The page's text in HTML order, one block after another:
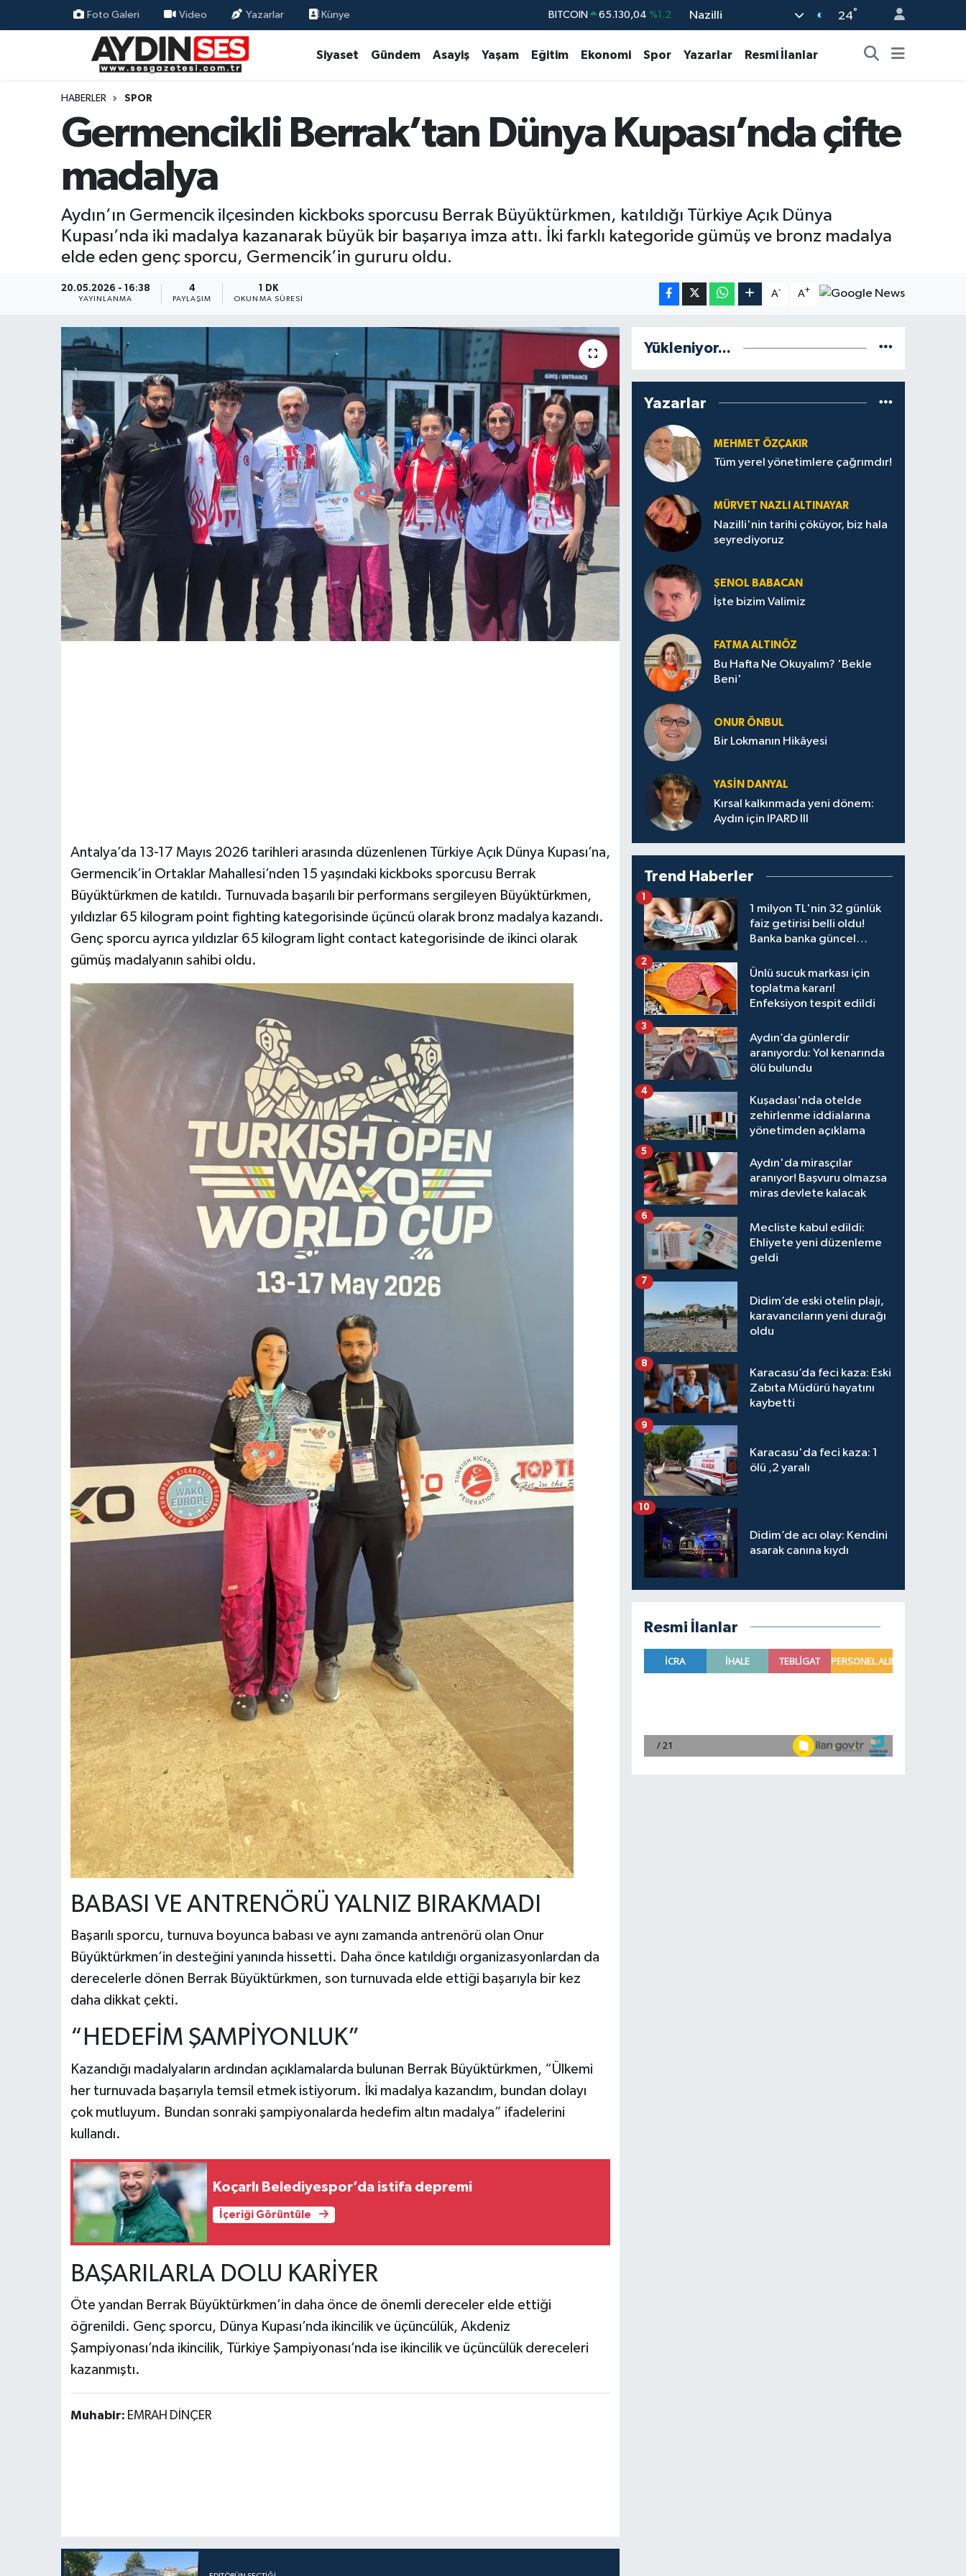
Foto Galeri Video Yazarlar Künye
DOLAR 47,7106 %0.17
EURO 55,1652 %0.27
BİST100 13.773 %-19
Nazilli 24°
Siyaset Gündem Asayiş Yaşam Eğitim Ekonomi Spor Yazarlar Resmi İlanlar
HABERLER SPOR
Germencikli Berrak’tan Dünya Kupası’nda çifte
madalya
Aydın’ın Germencik ilçesinden kickboks sporcusu Berrak Büyüktürkmen, katıldığı Türkiye Açık Dünya
Kupası’nda iki madalya kazanarak büyük bir başarıya imza attı. İki farklı kategoride gümüş ve bronz madalya
elde eden genç sporcu, Germencik’in gururu oldu.
20.05.2026 - 16:38
YAYINLANMA
4
PAYLAŞIM
1 DK
OKUNMA SÜRESI
A- A+
Antalya’da 13-17 Mayıs 2026 tarihleri arasında düzenlenen Türkiye Açık Dünya Kupası’na,
Germencik’in Ortaklar Mahallesi’nden 15 yaşındaki kickboks sporcusu Berrak
Büyüktürkmen de katıldı. Turnuvada başarılı bir performans sergileyen Büyüktürkmen,
yıldızlar 65 kilogram point fighting kategorisinde üçüncü olarak bronz madalya kazandı.
Genç sporcu ayrıca yıldızlar 65 kilogram light contact kategorisinde de ikinci olarak
gümüş madalyanın sahibi oldu.
BABASI VE ANTRENÖRÜ YALNIZ BIRAKMADI
Başarılı sporcu, turnuva boyunca babası ve aynı zamanda antrenörü olan Onur
Büyüktürkmen’in desteğini yanında hissetti. Daha önce katıldığı organizasyonlardan da
derecelerle dönen Berrak Büyüktürkmen, son turnuvada elde ettiği başarıyla bir kez
daha dikkat çekti.
“HEDEFİM ŞAMPİYONLUK”
Kazandığı madalyaların ardından açıklamalarda bulunan Berrak Büyüktürkmen, “Ülkemi
her turnuvada başarıyla temsil etmek istiyorum. İki madalya kazandım, bundan dolayı
çok mutluyum. Bundan sonraki şampiyonalarda hedefim altın madalya” ifadelerini
kullandı.
Koçarlı Belediyespor’da istifa depremi
İçeriği Görüntüle
BAŞARILARLA DOLU KARİYER
Öte yandan Berrak Büyüktürkmen’in daha önce de önemli dereceler elde ettiği
öğrenildi. Genç sporcu, Dünya Kupası’nda ikincilik ve üçüncülük, Akdeniz
Şampiyonası’nda ikincilik, Türkiye Şampiyonası’nda ise ikincilik ve üçüncülük dereceleri
kazanmıştı.
Muhabir: EMRAH DİNÇER
Yükleniyor...
Yazarlar
MEHMET ÖZÇAKIR
Tüm yerel yönetimlere çağrımdır!
MÜRVET NAZLI ALTINAYAR
Nazilli'nin tarihi çöküyor, biz hala
seyrediyoruz
ŞENOL BABACAN
İşte bizim Valimiz
FATMA ALTINÖZ
Bu Hafta Ne Okuyalım? 'Bekle
Beni'
ONUR ÖNBUL
Bir Lokmanın Hikâyesi
YASIN DANYAL
Kırsal kalkınmada yeni dönem:
Aydın için IPARD III
Trend Haberler
1 milyon TL'nin 32 günlük
faiz getirisi belli oldu!
Banka banka güncel
1
Ünlü sucuk markası için
toplatma kararı!
Enfeksiyon tespit edildi
2
Aydın’da günlerdir
aranıyordu: Yol kenarında
ölü bulundu
3
Kuşadası'nda otelde
zehirlenme iddialarına
yönetimden açıklama
4
Aydın'da mirasçılar
aranıyor! Başvuru olmazsa
miras devlete kalacak
5
Mecliste kabul edildi:
Ehliyete yeni düzenleme
geldi
6
Didim’de eski otelin plajı,
karavancıların yeni durağı
oldu
7
Karacasu’da feci kaza: Eski
Zabıta Müdürü hayatını
kaybetti
8
Karacasu'da feci kaza: 1
ölü ,2 yaralı
9
Didim’de acı olay: Kendini
asarak canına kıydı
10
Resmi İlanlar
Siyaset
Eğitim
Aydın Nöbetçi Eczaneler
Aydin Namaz Vakitleri
Aydın Trafik Yoğunluk Haritası
Süper Lig Puan Durumu ve Fikstür
Tüm Manşetler